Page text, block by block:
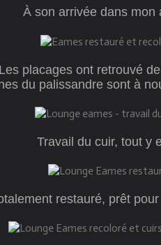
À son arrivée dans mon
Les placages ont retrouvé
du palissandre sont à
Travail du cuir, tout y
restauré, prêt